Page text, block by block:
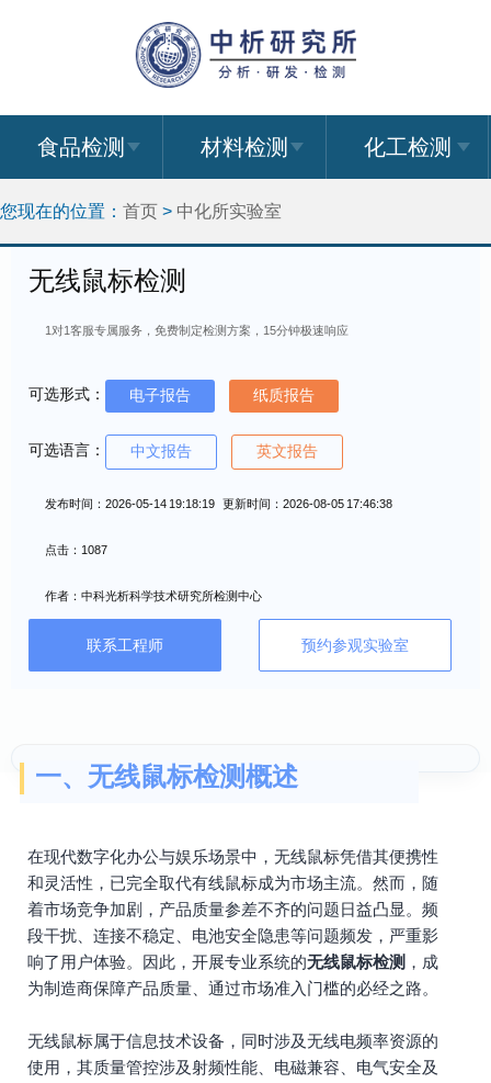
食品检测 材料检测 化工检测
您现在的位置： 首页 > 中化所实验室
无线鼠标检测
1对1客服专属服务，免费制定检测方案，15分钟极速响应
可选形式： 电子报告 纸质报告
可选语言： 中文报告 英文报告
发布时间：2026-05-14 19:18:19 更新时间：2026-08-05 17:46:38
点击：1087
作者：中科光析科学技术研究所检测中心
联系工程师 预约参观实验室
一、无线鼠标检测概述
在现代数字化办公与娱乐场景中，无线鼠标凭借其便携性
和灵活性，已完全取代有线鼠标成为市场主流。然而，随
着市场竞争加剧，产品质量参差不齐的问题日益凸显。频
段干扰、连接不稳定、电池安全隐患等问题频发，严重影
响了用户体验。因此，开展专业系统的无线鼠标检测 ，成
为制造商保障产品质量、通过市场准入门槛的必经之路。
无线鼠标属于信息技术设备，同时涉及无线电频率资源的
使用，其质量管控涉及射频性能、电磁兼容、电气安全及